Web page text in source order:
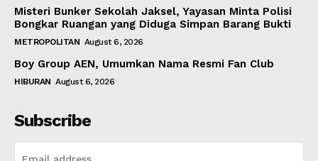
Misteri Bunker Sekolah Jaksel, Yayasan Minta Polisi
Bongkar Ruangan yang Diduga Simpan Barang Bukti
METROPOLITAN August 6, 2026
Boy Group AEN, Umumkan Nama Resmi Fan Club
HIBURAN August 6, 2026
Subscribe